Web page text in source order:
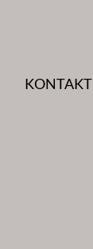
KONTAKT